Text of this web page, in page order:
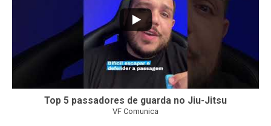
Top 5 passadores de guarda no Jiu-Jitsu
VF Comunica